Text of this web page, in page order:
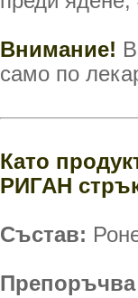
Внимание!
само по
Като
РИГАН
Състав: